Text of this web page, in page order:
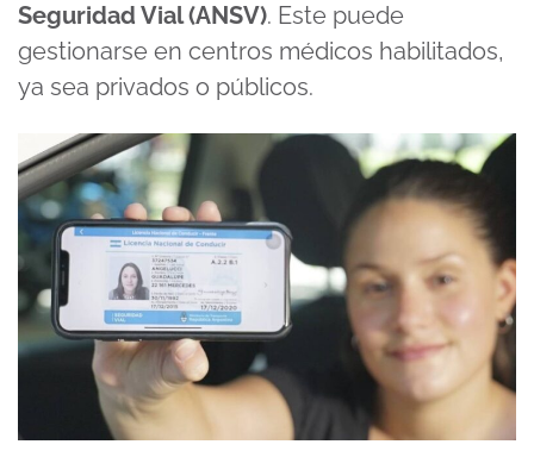
Seguridad Vial (ANSV). Este puede
gestionarse en centros médicos habilitados,
ya sea privados o públicos.